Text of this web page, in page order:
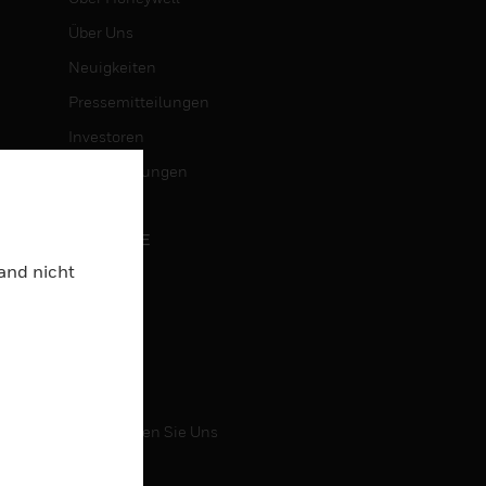
Über Uns
Neuigkeiten
Pressemitteilungen
Investoren
Veranstaltungen
KARRIERE
Karriere
Kontaktieren Sie Uns
nicht